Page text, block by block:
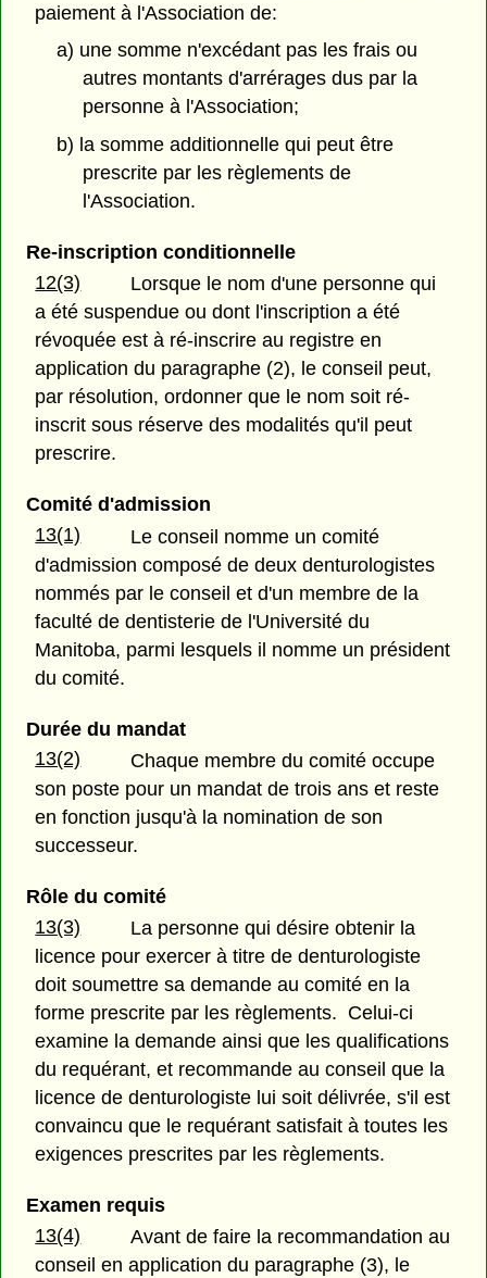
paiement à l'Association de:
a) une somme n'excédant pas les frais ou
autres montants d'arrérages dus par la
personne à l'Association;
b) la somme additionnelle qui peut être
prescrite par les règlements de
l'Association.
Re-inscription conditionnelle
12(3)
Lorsque le nom d'une personne qui
a été suspendue ou dont l'inscription a été
révoquée est à ré-inscrire au registre en
application du paragraphe (2), le conseil peut,
par résolution, ordonner que le nom soit ré-
inscrit sous réserve des modalités qu'il peut
prescrire.
Comité d'admission
13(1)
Le conseil nomme un comité
d'admission composé de deux denturologistes
nommés par le conseil et d'un membre de la
faculté de dentisterie de l'Université du
Manitoba, parmi lesquels il nomme un président
du comité.
Durée du mandat
13(2)
Chaque membre du comité occupe
son poste pour un mandat de trois ans et reste
en fonction jusqu'à la nomination de son
successeur.
Rôle du comité
13(3)
La personne qui désire obtenir la
licence pour exercer à titre de denturologiste
doit soumettre sa demande au comité en la
forme prescrite par les règlements. Celui-ci
examine la demande ainsi que les qualifications
du requérant, et recommande au conseil que la
licence de denturologiste lui soit délivrée, s'il est
convaincu que le requérant satisfait à toutes les
exigences prescrites par les règlements.
Examen requis
13(4)
Avant de faire la recommandation au
conseil en application du paragraphe (3), le